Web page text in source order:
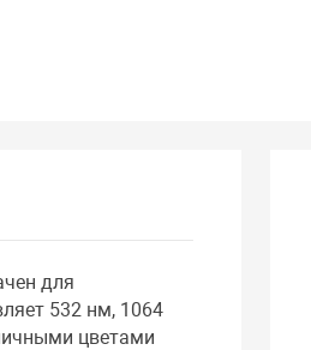
для
532 нм, 1064
цветами